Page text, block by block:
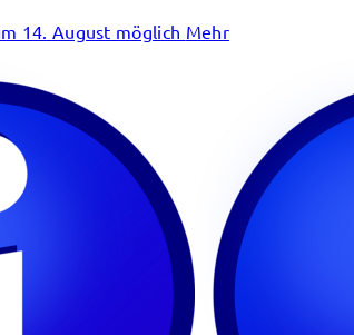
14. August möglich Mehr